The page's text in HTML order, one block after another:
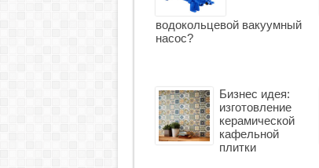
водокольцевой вакуумный
насос?
Бизнес идея:
изготовление
керамической
кафельной
плитки